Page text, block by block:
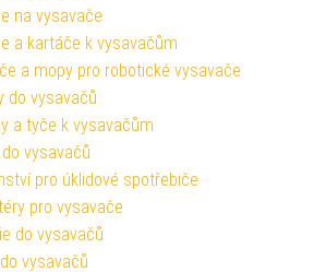
na vysavače
a kartáče k vysavačům
a mopy pro robotické vysavače
do vysavačů
a tyče k vysavačům
vysavačů
pro úklidové spotřebiče
pro vysavače
do vysavačů
vysavačů